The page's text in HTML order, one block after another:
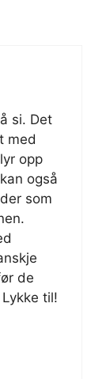
si. Det
med
opp
også
som
de
til!